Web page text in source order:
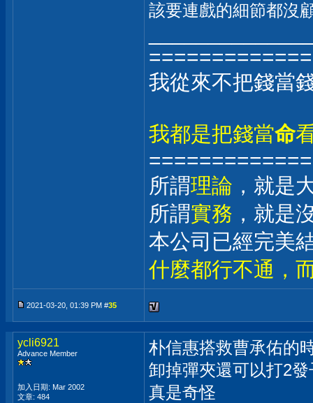
該要連戲的細節都沒
我從來不把錢當
我都是把錢當命
所謂理論 ，就是
所謂實務 ，就是
本公司已經完美
什麼都行不通，
2021-03-20, 01:39 PM #35
ycli6921
Advance Member
加入日期: Mar 2002
文章: 484
朴信惠搭救曹承佑的
卸掉彈夾還可以打2
真是奇怪